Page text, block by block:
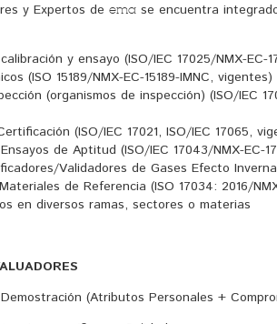
y Expertos de ema se encuentra
y ensayo (ISO/IEC 17025/NMX-EC-
(ISO 15189/NMX-EC-15189-IMNC, vigentes)
(organismos de inspección) (ISO/IEC
(ISO/IEC 17021, ISO/IEC 17065,
de Aptitud (ISO/IEC 17043/NMX-EC-
Validadores de Gases Efecto
de Referencia (ISO 17034: 2016/
en diversos ramas, sectores o materias
(Atributos Personales +